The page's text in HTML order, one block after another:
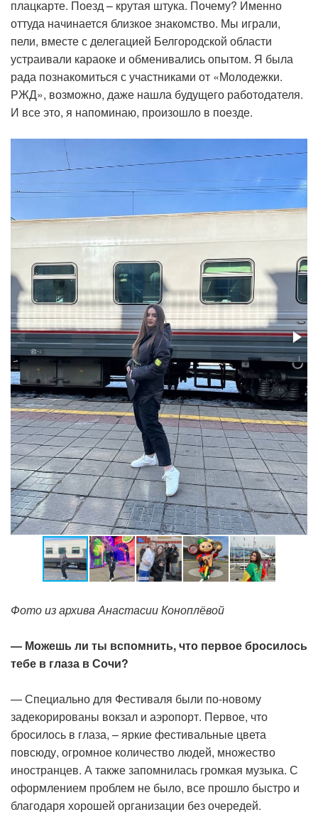
плацкарте. Поезд – крутая штука. Почему? Именно
оттуда начинается близкое знакомство. Мы играли,
пели, вместе с делегацией Белгородской области
устраивали караоке и обменивались опытом. Я была
рада познакомиться с участниками от «Молодежки.
РЖД», возможно, даже нашла будущего работодателя.
И все это, я напоминаю, произошло в поезде.
Фото из архива Анастасии Коноплёвой
— Можешь ли ты вспомнить, что первое бросилось
тебе в глаза в Сочи?
— Специально для Фестиваля были по-новому
задекорированы вокзал и аэропорт. Первое, что
бросилось в глаза, – яркие фестивальные цвета
повсюду, огромное количество людей, множество
иностранцев. А также запомнилась громкая музыка. С
оформлением проблем не было, все прошло быстро и
благодаря хорошей организации без очередей.